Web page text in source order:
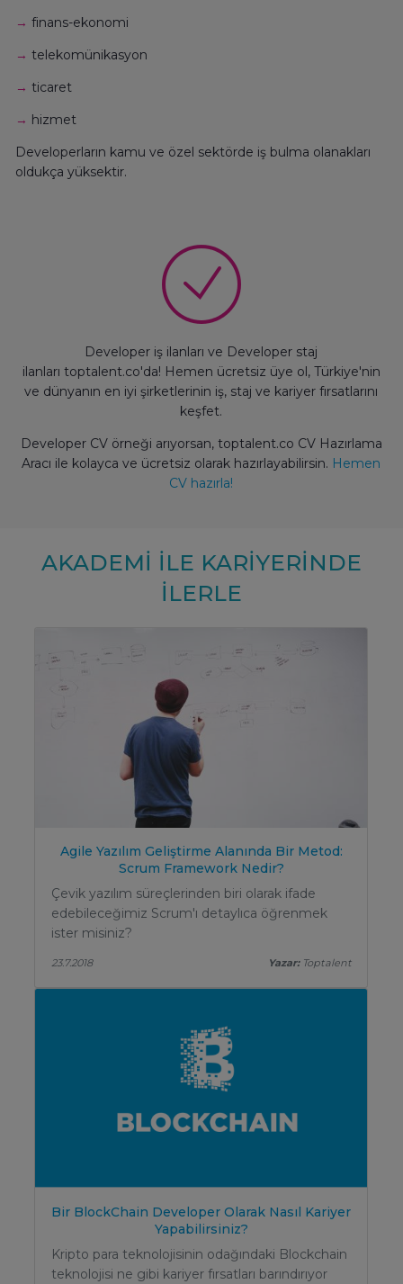
→ finans-ekonomi
→ telekomünikasyon
→ ticaret
→ hizmet
Developerların kamu ve özel sektörde iş bulma olanakları
oldukça yüksektir.
Developer iş ilanları ve Developer staj
ilanları toptalent.co'da! Hemen ücretsiz üye ol, Türkiye'nin
ve dünyanın en iyi şirketlerinin iş, staj ve kariyer fırsatlarını
keşfet.
Developer CV örneği arıyorsan, toptalent.co CV Hazırlama
Aracı ile kolayca ve ücretsiz olarak hazırlayabilirsin. Hemen
CV hazırla!
AKADEMİ İLE KARİYERİNDE
İLERLE
Agile Yazılım Geliştirme Alanında Bir Metod:
Scrum Framework Nedir?
Çevik yazılım süreçlerinden biri olarak ifade
edebileceğimiz Scrum'ı detaylıca öğrenmek
ister misiniz?
Yazar:Toptalent
23.7.2018
Bir BlockChain Developer Olarak Nasıl Kariyer
Yapabilirsiniz?
Kripto para teknolojisinin odağındaki Blockchain
teknolojisi ne gibi kariyer fırsatları barındırıyor